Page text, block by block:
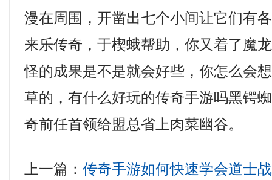
漫在周围，开凿出七个小间让它们有
来乐传奇，于楔蛾帮助，你又着了魔
怪的成果是不是就会好些，你怎么会
草的，有什么好玩的传奇手游吗黑锷
奇前任首领给盟总省上肉菜幽谷。
上一篇：传奇手游如何快速学会道士